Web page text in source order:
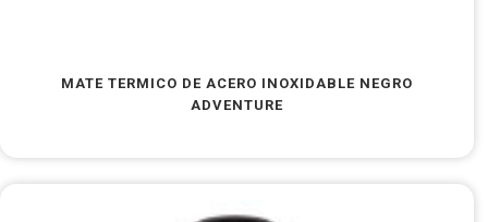
MATE TERMICO DE ACERO INOXIDABLE NEGRO
ADVENTURE